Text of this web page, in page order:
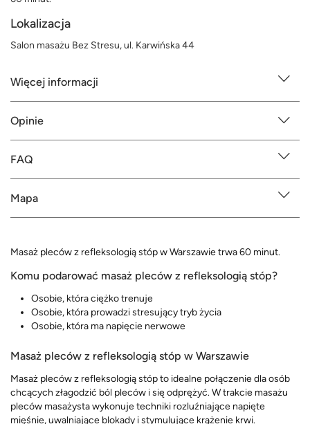
Lokalizacja
Salon masażu Bez Stresu, ul. Karwińska 44
Więcej informacji
Opinie
FAQ
Mapa
Masaż pleców z refleksologią stóp w Warszawie trwa 60 minut.
Komu podarować masaż pleców z refleksologią stóp?
Osobie, która ciężko trenuje
Osobie, która prowadzi stresujący tryb życia
Osobie, która ma napięcie nerwowe
Masaż pleców z refleksologią stóp w Warszawie
Masaż pleców z refleksologią stóp to idealne połączenie dla osób
chcących złagodzić ból pleców i się odprężyć. W trakcie masażu
pleców masażysta wykonuje techniki rozluźniające napięte
mięśnie, uwalniające blokady i stymulujące krążenie krwi.